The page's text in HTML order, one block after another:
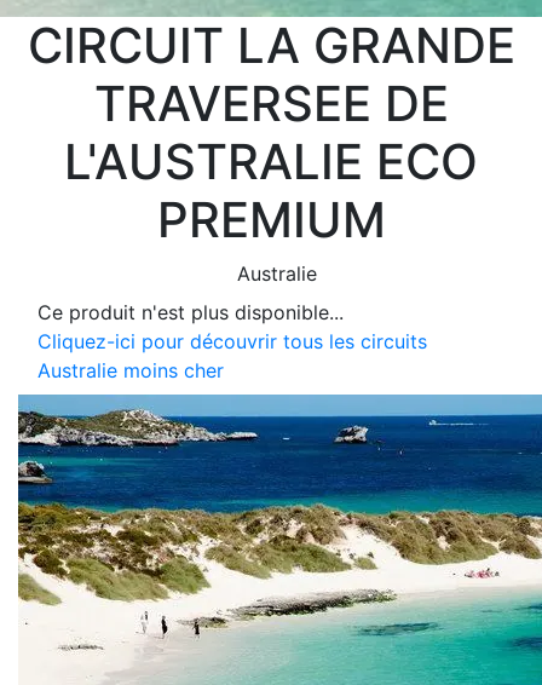
CIRCUIT LA GRANDE
TRAVERSEE DE
L'AUSTRALIE ECO
PREMIUM
Australie
Ce produit n'est plus disponible...
Cliquez-ici pour découvrir tous les circuits
Australie moins cher